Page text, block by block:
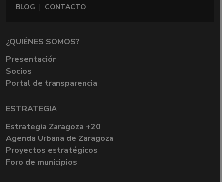
BLOG | CONTACTO
¿QUIÉNES SOMOS?
Presentación
Socios
Portal de transparencia
ESTRATEGIA
Estrategia Zaragoza +20
Agenda Urbana de Zaragoza
Proyectos estratégicos
Foro de municipios